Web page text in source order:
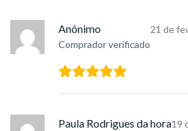
Anônimo
Comprador verificado
21 de
Paula Rodrigues da hora19